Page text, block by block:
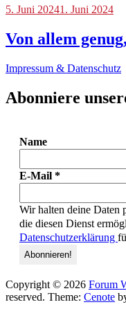
Blog
5. Juni 20241. Juni 2024
Von allem
Impressum & Datenschutz
Abonniere
Name
E-Mail *
Wir halten deine Daten
die diesen Dienst
Datenschutzerklärung
Copyright © 2026 Forum
reserved. Theme: Cenote